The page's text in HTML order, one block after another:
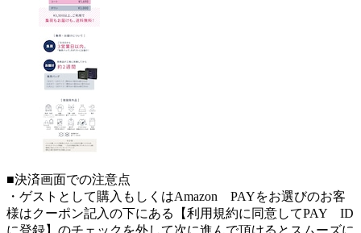
■決済画面での注意点
・ゲストとして購入もしくはAmazon PAYをお選びのお客
様はクーポン記入の下にある【利用規約に同意してPAY ID
に登録】のチェックを外して次に進んで頂けるとスムーズに